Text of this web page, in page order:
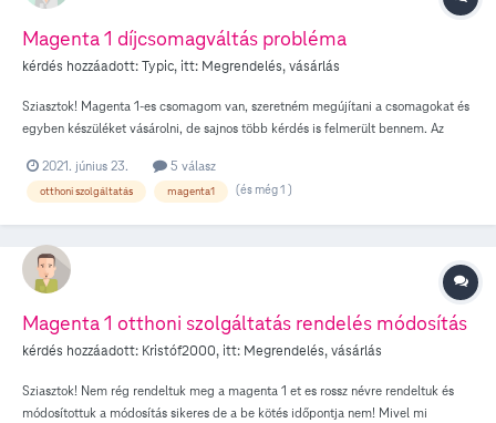
Magenta 1 díjcsomagváltás probléma
kérdés hozzáadott:Typic, itt: Megrendelés, vásárlás
Sziasztok! Magenta 1-es csomagom van, szeretném megújítani a csomagokat és
egyben készüléket vásárolni, de sajnos több kérdés is felmerült bennem. Az
mikor a megújításra megyek, a rendszer jelzi, hogy minden otthoni
szolgáltatásomnak jelenlegi díjcsomagban kell lennie. Ez eddig oké is lenne,
kérdésem... ha ugyanezen a linken bejelentkezés nélkül csak megadom a címet,
jelentősen (több ezer forinttal) olcsóbbak ugyanazok az otthoni szolgáltatások,
mintha be vagyok jelentkezve. Ez így reális? Hűséges ügyfélként többet kellene
fizetnem, mint újként?
2021. június 23. 5 válasz
otthoni szolgáltatás magenta1 (és még 1 )
Magenta 1 otthoni szolgáltatás rendelés módosítás
kérdés hozzáadott: Kristóf2000, itt: Megrendelés, vásárlás
Sziasztok! Nem rég rendeltuk meg a magenta 1 et es rossz névre rendeltuk és
módosítottuk a módosítás sikeres de a be kötés időpontja nem! Mivel mi